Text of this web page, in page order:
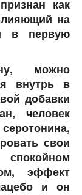
как
на
в первую
можно
внутрь в
добавки
человек
свои
эффект
и он